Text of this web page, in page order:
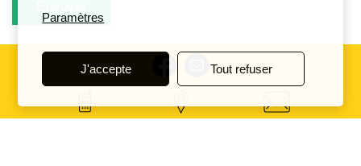
Paramètres
J'accepte Tout refuser